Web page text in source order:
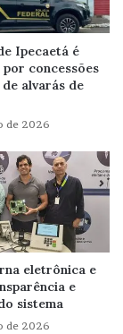
Ipecaetá é
concessões
alvarás de
de 2026
eletrônica e
e
sistema
de 2026